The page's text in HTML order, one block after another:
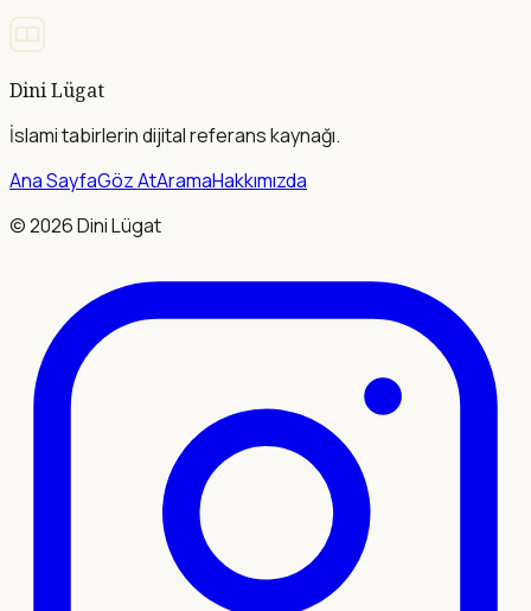
Dini Lügat
İslami tabirlerin dijital referans kaynağı.
Ana SayfaGöz AtAramaHakkımızda
©2026Dini Lügat